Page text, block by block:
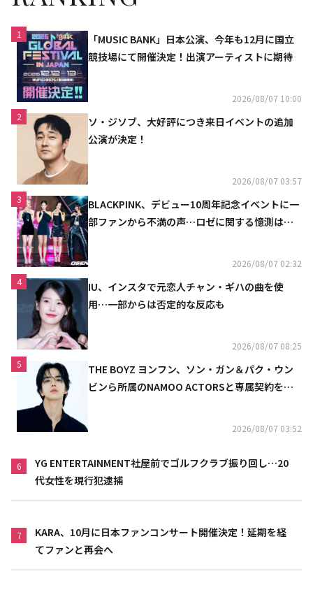
1
「MUSIC BANK」日本公演、今年も12月に国立
競技場にて開催決定！出演アーティストに期待
2026/08/07 10:00
2
ソ・ジソブ、大好評につき来日イベントの追加
公演が決定！
2026/08/07 03:57
3
BLACKPINK、デビュー10周年記念イベントに一
部ファンから不満の声…ロゼに関する憶測は否
2026/08/07 02:32
4
IU、インスタで元恋人チャン・ギハの曲を使
用…一部からは否定的な反応も
2026/08/07 08:25
5
THE BOYZ ヨンフン、ソン・ガン＆パク・ウン
ビンら所属のNAMOO ACTORSと専属契約を締
2026/08/07 03:52
6
YG ENTERTAINMENT社屋前でゴルフクラブ振り回し…20
代女性を現行犯逮捕
7
KARA、10月に日本ファンコンサート開催決定！延期を経
てファンと再会へ